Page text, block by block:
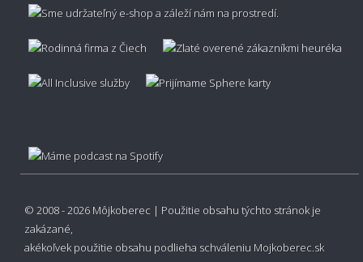
Aká je záruka na metrážny koberec?
© 2008 - 2026 Môjkoberec | Použitie obsahu týchto stránok je
zakázané,
akékoľvek použitie obsahu podlieha schváleniu Mojkoberec.sk